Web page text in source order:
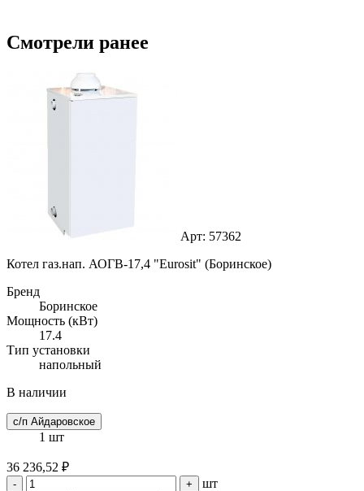
Смотрели ранее
Арт: 57362
Котел газ.нап. АОГВ-17,4 "Eurosit" (Боринское)
Бренд
Боринское
Мощность (кВт)
17.4
Тип установки
напольный
В наличии
с/п Айдаровское
1 шт
36 236,52 ₽
- + шт